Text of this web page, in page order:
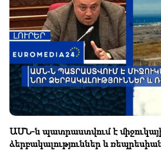
ԱՄՆ-ն պատրաստվում է
ձերբակալություններ և